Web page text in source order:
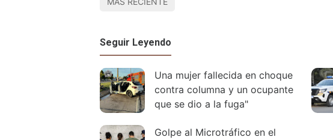
Seguir Leyendo
Una mujer fallecida en choque
contra columna y un ocupante
que se dio a la fuga"
Golpe al Microtráfico en el